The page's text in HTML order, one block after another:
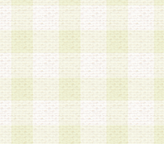
スを 受けるためのログイン
際に申告する登録情報の全
をも行ってはならないものと
インＩＤおよびパスワード